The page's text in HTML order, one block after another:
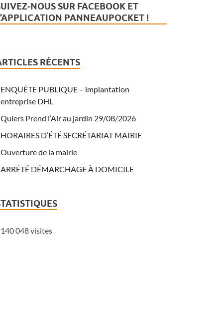
NOUS SUR FACEBOOK ET
PANNEAUPOCKET !
RÉCENTS
ENQUÊTE PUBLIQUE – implantation
entreprise DHL
Quiers Prend l’Air au jardin 29/08/2026
HORAIRES D’ÉTÉ SECRÉTARIAT MAIRIE
Ouverture de la mairie
ARRÊTÉ DÉMARCHAGE À DOMICILE
140 048 visites